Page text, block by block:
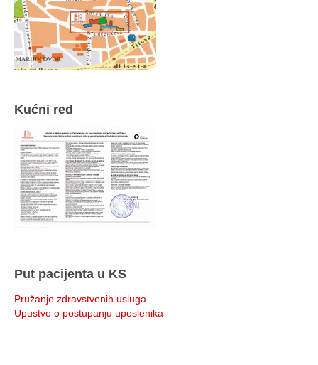
Kućni red
Put pacijenta u KS
Pružanje zdravstvenih usluga
Upustvo o postupanju uposlenika